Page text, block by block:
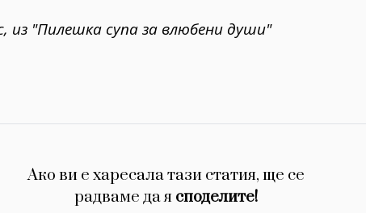
из "Пилешка супа за влюбени души"
Ако ви е харесала тази статия, ще се
радваме да я споделите!